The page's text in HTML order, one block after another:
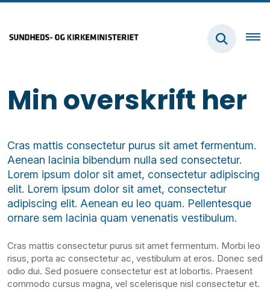
Min overskrift her
Cras mattis consectetur purus sit amet fermentum.
Aenean lacinia bibendum nulla sed consectetur.
Lorem ipsum dolor sit amet, consectetur adipiscing
elit. Lorem ipsum dolor sit amet, consectetur
adipiscing elit. Aenean eu leo quam. Pellentesque
ornare sem lacinia quam venenatis vestibulum.
Cras mattis consectetur purus sit amet fermentum. Morbi leo
risus, porta ac consectetur ac, vestibulum at eros. Donec sed
odio dui. Sed posuere consectetur est at lobortis. Praesent
commodo cursus magna, vel scelerisque nisl consectetur et.